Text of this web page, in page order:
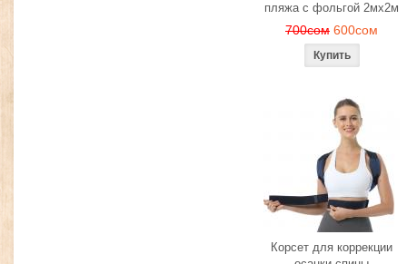
пляжа с фольгой 2мх2м
700сом 600сом
Корсет для коррекции